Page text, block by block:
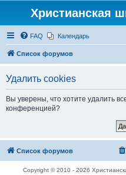
Христианская
FAQ Календарь
Список форумов
Удалить cookies
Вы уверены, что хотите удалить
конференцией?
Список форумов
Copyright © 2010 - 2026